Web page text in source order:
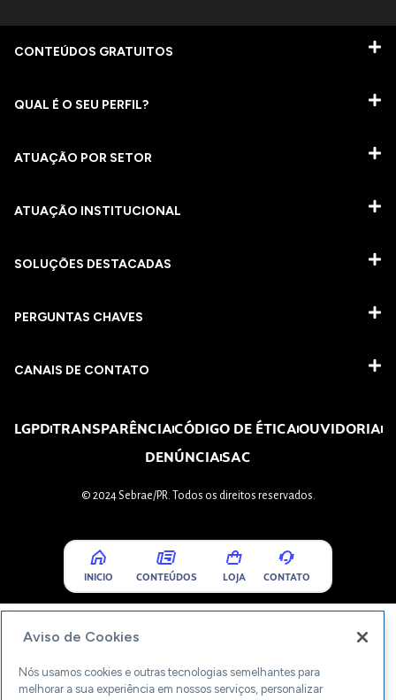
CONTEÚDOS GRATUITOS
QUAL É O SEU PERFIL?
ATUAÇÃO POR SETOR
ATUAÇÃO INSTITUCIONAL
SOLUÇÕES DESTACADAS
PERGUNTAS CHAVES​
CANAIS DE CONTATO
LGPDTRANSPARÊNCIACÓDIGO DE ÉTICAOUVIDORIA
DENÚNCIASAC
© 2024 Sebrae/PR. Todos os direitos reservados.
INICIO CONTEÚDOS LOJA CONTATO
Aviso de Cookies
Nós usamos cookies e outras tecnologias semelhantes para
melhorar a sua experiência em nossos serviços, personalizar